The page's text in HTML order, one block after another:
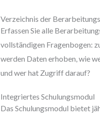
Verzeichnis der
Erfassen Sie alle
vollständigen Fragenbogen:
werden Daten erhoben, wie
und wer hat Zugriff darauf?
Integriertes Schulungsmodul
Das Schulungsmodul bietet